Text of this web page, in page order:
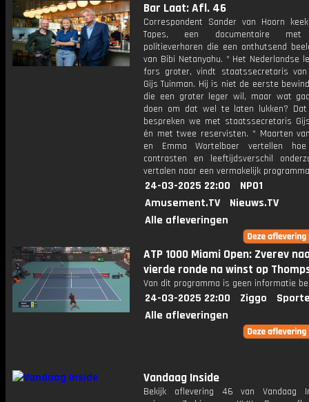
Bar Laat: Afl. 46
Correspondent Sander van Hoorn
Tapes, een documentaire met
politieverhoren die een onthutsend
van Bibi Netanyahu. * Het Nederlandse
fors groter, vindt staatssecretaris van
Gijs Tuinman. Hij is niet de eerste
die een groter leger wil, maar wat
doen om dat wel te laten lukken?
bespreken we met staatssecretaris
én met twee reservisten. * Maarten
en Emma Wortelboer vertellen
contrasten en leeftijdsverschil
vertalen naar een vermakelijk
24-03-2025 22:00
NPO1
Amusement.TV
Nieuws.TV
Alle afleveringen
ATP 1000 Miami Open: Zverev
vierde ronde na winst op
Van dit programma is geen informatie
24-03-2025 22:00 Ziggo
Alle afleveringen
Vandaag Inside
Bekijk aflevering 46 van Vandaag